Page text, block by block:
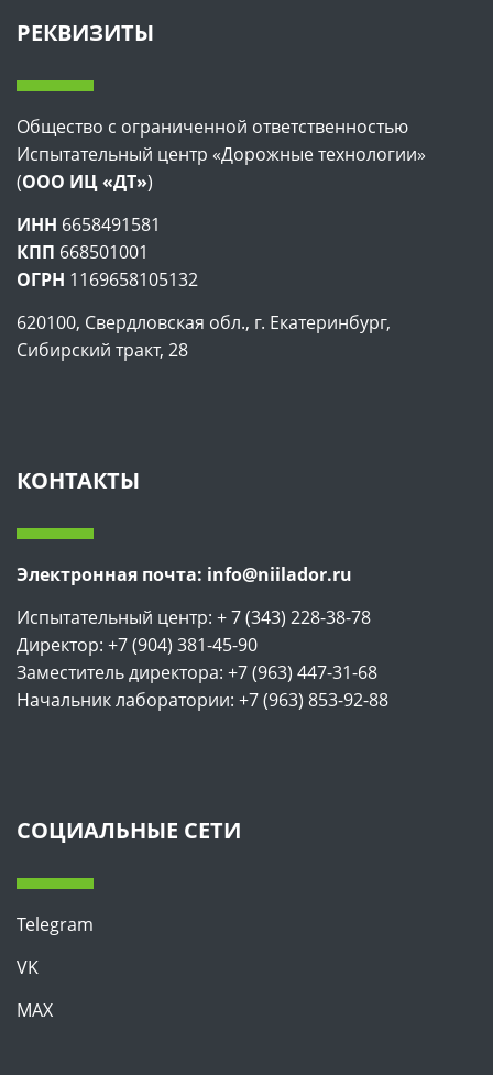
РЕКВИЗИТЫ
Общество с ограниченной ответственностью
Испытательный центр «Дорожные технологии»
(ООО ИЦ «ДТ»)
ИНН 6658491581
КПП 668501001
ОГРН 1169658105132
620100, Свердловская обл., г. Екатеринбург,
Сибирский тракт, 28
КОНТАКТЫ
Электронная почта: info@niilador.ru
Испытательный центр: + 7 (343) 228-38-78
Директор: +7 (904) 381-45-90
Заместитель директора: +7 (963) 447-31-68
Начальник лаборатории: +7 (963) 853-92-88
СОЦИАЛЬНЫЕ СЕТИ
Telegram
VK
MAX